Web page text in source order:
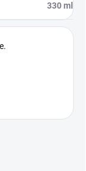
330 ml